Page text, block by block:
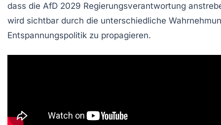
dass die AfD 2029 Regierungsverantwortung
wird sichtbar durch die unterschiedliche
Entspannungspolitik zu propagieren.